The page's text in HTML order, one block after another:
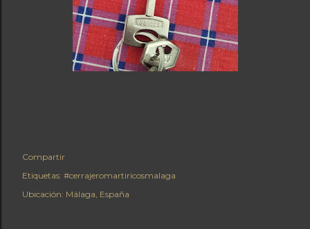
Compartir
Etiquetas: #cerrajeromartiricosmalaga
Ubicación: Málaga, España